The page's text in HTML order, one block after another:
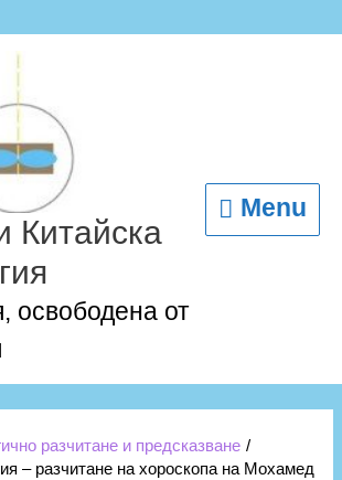
Китайска
освободена от
Menu
разчитане и предсказване
– разчитане на хороскопа на Мохамед